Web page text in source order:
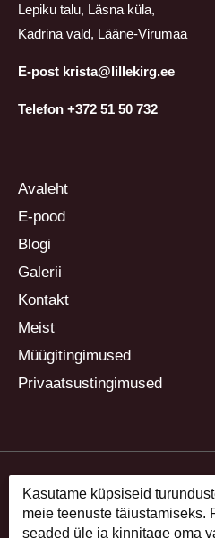
Lepiku talu, Läsna küla,
Kadrina vald, Lääne-Virumaa
E-post krista@lillekirg.ee
Telefon +372 51 50 732
Avaleht
E-pood
Blogi
Galerii
Kontakt
Meist
Müügitingimused
Privaatsustingimused
Kasutame küpsiseid
meie teenuste täiustamiseks.
seaded üle ja kinnitage oma